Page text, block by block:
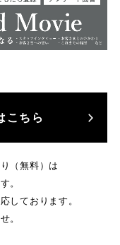
こちら
（無料）は
。
しております。
。